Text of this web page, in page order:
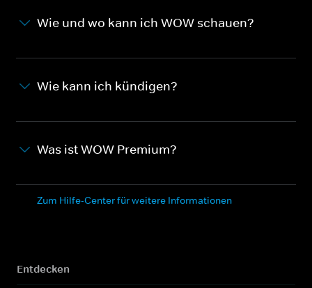
Wie und wo kann ich WOW schauen?
Wie kann ich kündigen?
Was ist WOW Premium?
Zum Hilfe-Center für weitere Informationen
Entdecken